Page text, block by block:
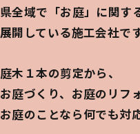
県全域で「お庭」に関す
展開している施工会社です
庭木１本の剪定から、
お庭づくり、お庭のリフ
お庭のことなら何でも対